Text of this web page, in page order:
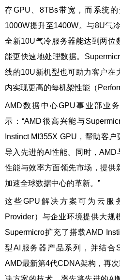
存GPU、8TBs带宽，而系统
1000W提升至1400W。与8U气
全新10U气冷服务器能达到两位
能更快速地处理数据。
线的10U新机型也可助力客户在
内实现更高的每机架性能（
AMD数据中心GPU事业部业
示：“AMD很高兴能与
Instinct MI355X GPU，帮助客
导入先进的AI性能。同时，
性能与效率方面领先市场，提供
加速全球数据中心的革新。”
这些GPU解决方案可为云服
Provider）与企业环境提供大规
Supermicro扩充了搭载AMD
型AI服务器产品系列，并结合
AMD最新第4代CDNA架构，再